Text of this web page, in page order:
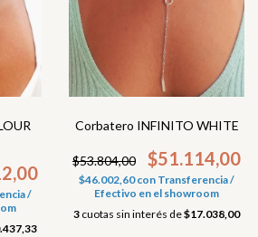
/
Corbatero INFINITO WHITE
$53.804,00 $51.114,00
$46.002,60con Transferencia /
Efectivo en el showroom
3 cuotas sin interés de$17.038,00